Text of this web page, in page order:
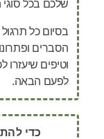
שלכם בכל
בסיום כל
הסברים
וטיפים
לפעם הבאה.
כדי